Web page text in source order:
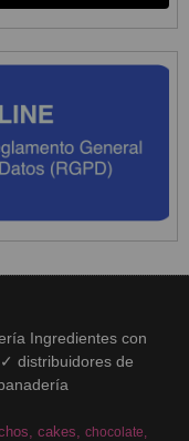
Ingredientes con
distribuidores de
cakes chocolate